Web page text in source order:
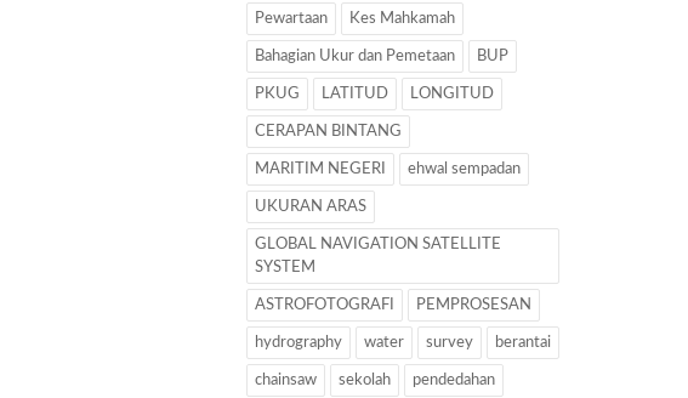
Pewartaan Kes Mahkamah
Bahagian Ukur dan Pemetaan BUP
PKUG LATITUD LONGITUD
CERAPAN BINTANG
MARITIM NEGERI ehwal sempadan
UKURAN ARAS
GLOBAL NAVIGATION SATELLITE
SYSTEM
ASTROFOTOGRAFI PEMPROSESAN
hydrography water survey berantai
chainsaw sekolah pendedahan